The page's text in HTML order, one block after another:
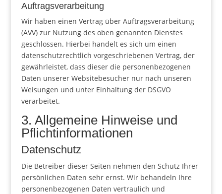
Auftragsverarbeitung
Wir haben einen Vertrag über Auftragsverarbeitung
(AVV) zur Nutzung des oben genannten Dienstes
geschlossen. Hierbei handelt es sich um einen
datenschutzrechtlich vorgeschriebenen Vertrag, der
gewährleistet, dass dieser die personenbezogenen
Daten unserer Websitebesucher nur nach unseren
Weisungen und unter Einhaltung der DSGVO
verarbeitet.
3. Allgemeine Hinweise und
Pflicht­informationen
Datenschutz
Die Betreiber dieser Seiten nehmen den Schutz Ihrer
persönlichen Daten sehr ernst. Wir behandeln Ihre
personenbezogenen Daten vertraulich und